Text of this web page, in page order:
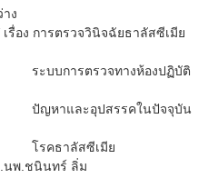
ง
อง การตรวจวินิจฉัยธาลัสซีเมีย
ทางห้องปฏิบัติ
รรคในปัจจุบัน
บคุม
ซีเมีย
นทร์ ลิ่ม